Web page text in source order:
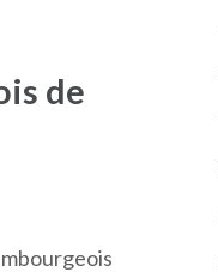
de